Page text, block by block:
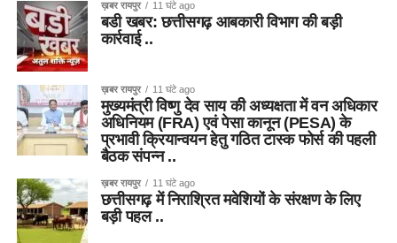
ख़बर रायपुर 11 घंटे ago
बडी खबर: छत्तीसगढ़ आबकारी विभाग की बड़ी
कार्रवाई ..
ख़बर रायपुर 11 घंटे ago
मुख्यमंत्री विष्णु देव साय की अध्यक्षता में वन अधिकार
अधिनियम (FRA) एवं पेसा कानून (PESA) के
प्रभावी क्रियान्वयन हेतु गठित टास्क फोर्स की पहली
बैठक संपन्न ..
ख़बर रायपुर 11 घंटे ago
छत्तीसगढ़ में निराश्रित मवेशियों के संरक्षण के लिए
बड़ी पहल ..